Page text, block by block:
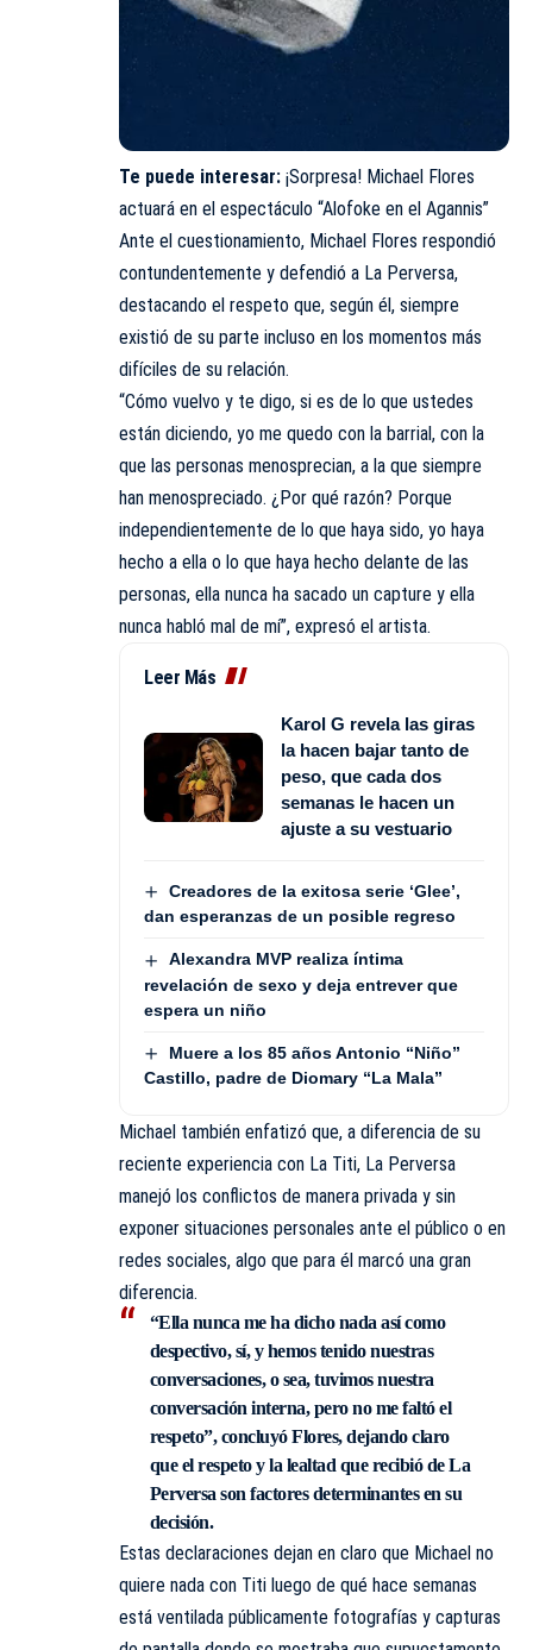
Te puede interesar: ¡Sorpresa! Michael Flores
actuará en el espectáculo “Alofoke en el Agannis”
Ante el cuestionamiento, Michael Flores respondió
contundentemente y defendió a La Perversa,
destacando el respeto que, según él, siempre
existió de su parte incluso en los momentos más
difíciles de su relación.
“Cómo vuelvo y te digo, si es de lo que ustedes
están diciendo, yo me quedo con la barrial, con la
que las personas menosprecian, a la que siempre
han menospreciado. ¿Por qué razón? Porque
independientemente de lo que haya sido, yo haya
hecho a ella o lo que haya hecho delante de las
personas, ella nunca ha sacado un capture y ella
nunca habló mal de mí”, expresó el artista.
Leer Más
Karol G revela las giras
la hacen bajar tanto de
peso, que cada dos
semanas le hacen un
ajuste a su vestuario
Creadores de la exitosa serie ‘Glee’,
dan esperanzas de un posible regreso
Alexandra MVP realiza íntima
revelación de sexo y deja entrever que
espera un niño
Muere a los 85 años Antonio “Niño”
Castillo, padre de Diomary “La Mala”
Michael también enfatizó que, a diferencia de su
reciente experiencia con La Titi, La Perversa
manejó los conflictos de manera privada y sin
exponer situaciones personales ante el público o en
redes sociales, algo que para él marcó una gran
diferencia.
“Ella nunca me ha dicho nada así como
despectivo, sí, y hemos tenido nuestras
conversaciones, o sea, tuvimos nuestra
conversación interna, pero no me faltó el
respeto”, concluyó Flores, dejando claro
que el respeto y la lealtad que recibió de La
Perversa son factores determinantes en su
decisión.
Estas declaraciones dejan en claro que Michael no
quiere nada con Titi luego de qué hace semanas
está ventilada públicamente fotografías y capturas